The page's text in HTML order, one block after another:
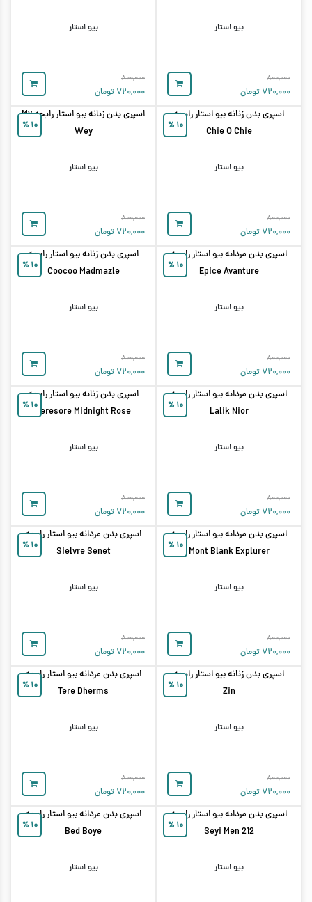
بیو استار
۸۰۰,۰۰۰
۷۲۰,۰۰۰ تومان
بیو استار
۸۰۰,۰۰۰
۷۲۰,۰۰۰ تومان
۱۰ %
اسپری بدن زنانه بیو استار رایحه
Chie O Chie
بیو استار
۸۰۰,۰۰۰
۷۲۰,۰۰۰ تومان
۱۰ %
اسپری بدن زنانه بیو استار رایحه My
Wey
بیو استار
۸۰۰,۰۰۰
۷۲۰,۰۰۰ تومان
۱۰ %
اسپری بدن مردانه بیو استار رایحه
Epice Avanture
بیو استار
۸۰۰,۰۰۰
۷۲۰,۰۰۰ تومان
۱۰ %
اسپری بدن زنانه بیو استار رایحه
Coocoo Madmazle
بیو استار
۸۰۰,۰۰۰
۷۲۰,۰۰۰ تومان
۱۰ %
اسپری بدن مردانه بیو استار رایحه
Lalik Nior
بیو استار
۸۰۰,۰۰۰
۷۲۰,۰۰۰ تومان
۱۰ %
اسپری بدن زنانه بیو استار رایحه
Teresore Midnight Rose
بیو استار
۸۰۰,۰۰۰
۷۲۰,۰۰۰ تومان
۱۰ %
اسپری بدن مردانه بیو استار رایحه
Mont Blank Explurer
بیو استار
۸۰۰,۰۰۰
۷۲۰,۰۰۰ تومان
۱۰ %
اسپری بدن مردانه بیو استار رایحه
Sielvre Senet
بیو استار
۸۰۰,۰۰۰
۷۲۰,۰۰۰ تومان
۱۰ %
اسپری بدن زنانه بیو استار رایحه
Zin
بیو استار
۸۰۰,۰۰۰
۷۲۰,۰۰۰ تومان
۱۰ %
اسپری بدن مردانه بیو استار رایحه
Tere Dherms
بیو استار
۸۰۰,۰۰۰
۷۲۰,۰۰۰ تومان
۱۰ %
اسپری بدن مردانه بیو استار رایحه
212 Seyi Men
بیو استار
۱۰ %
اسپری بدن مردانه بیو استار رایحه
Bed Boye
بیو استار